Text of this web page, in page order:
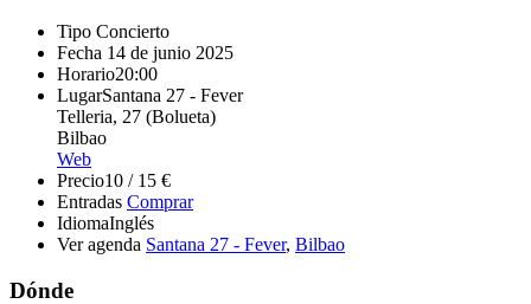
Tipo Concierto
Fecha 14 de junio 2025
Horario20:00
LugarSantana 27 - Fever
Telleria, 27 (Bolueta)
Bilbao
Web
Precio10 / 15 €
Entradas Comprar
IdiomaInglés
Ver agenda Santana 27 - Fever, Bilbao
Dónde